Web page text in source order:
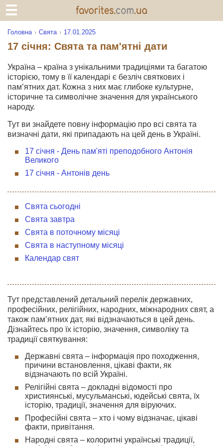
Головна Свята 17.01.2025
17 січня: Свята та пам'ятні дати
Україна – країна з унікальними традиціями та багатою
історією, тому в її календарі є безліч святкових і
пам’ятних дат. Кожна з них має глибоке культурне,
історичне та символічне значення для українського
народу.
Тут ви знайдете повну інформацію про всі свята та
визначні дати, які припадають на цей день в Україні.
17 січня - День пам'яті преподобного Антонія
Великого
17 січня - Антонів день
Свята сьогодні
Свята завтра
Свята в поточному місяці
Свята в наступному місяці
Календар свят
Тут представлений детальний перелік державних,
професійних, релігійних, народних, міжнародних свят, а
також пам’ятних дат, які відзначаються в цей день.
Дізнайтесь про їх історію, значення, символіку та
традиції святкування:
Державні свята – інформація про походження,
причини встановлення, цікаві факти, як
відзначають по всій Україні.
Релігійні свята – докладні відомості про
християнські, мусульманські, юдейські свята, їх
історію, традиції, значення для віруючих.
Професійні свята – хто і чому відзначає, цікаві
факти, привітання.
Народні свята – колоритні українські традиції,